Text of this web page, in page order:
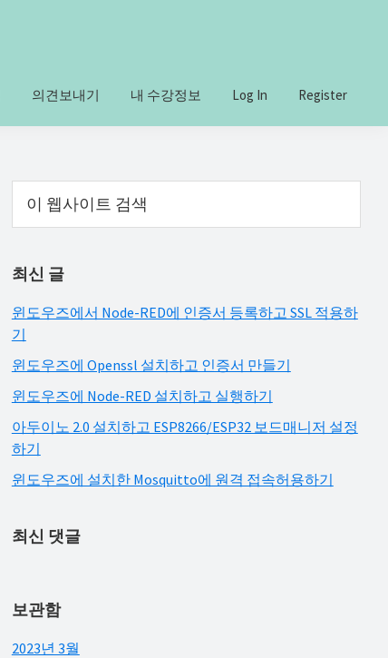
의견보내기 내 수강정보 Log In Register
Primary
Sidebar
트
색
최신 글
윈도우즈에서 Node-RED에 인증서 등록하고 SSL 적용하
기
윈도우즈에 Openssl 설치하고 인증서 만들기
윈도우즈에 Node-RED 설치하고 실행하기
아두이노 2.0 설치하고 ESP8266/ESP32 보드매니저 설정
하기
윈도우즈에 설치한 Mosquitto에 원격 접속허용하기
최신 댓글
보관함
2023년 3월